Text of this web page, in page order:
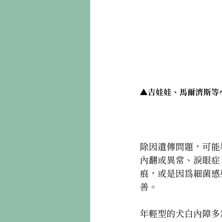
▲吉娃娃、馬爾濟斯等
除因遺傳問題，可
內翻或異常、淚眼
痕，或是因為細菌
善。
年輕型的犬白內障